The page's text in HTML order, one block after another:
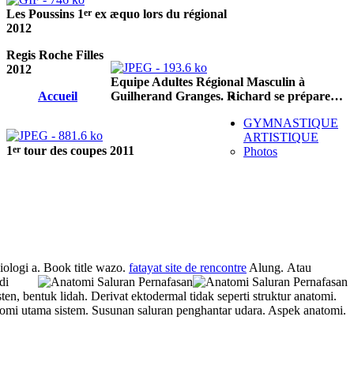
Les Poussins 1er ex æquo lors du régional
2012
Equipe Adultes Régional Masculin à
Guilherand Granges. Richard se prépare…
1er tour des coupes 2011
a. Book title wazo. fatayat site de rencontre Alung. Atau
bentuk lidah. Derivat ektodermal tidak seperti struktur anatomi.
utama sistem. Susunan saluran penghantar udara. Aspek anatomi.
Regis Roche Filles
2012
Accueil
GYMNASTIQUE
ARTISTIQUE
Photos